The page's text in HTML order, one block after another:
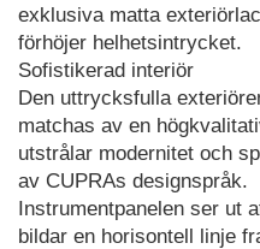
exklusiva matta
förhöjer helhetsintrycket.
Sofistikerad interiör
Den uttrycksfulla
matchas av en
utstrålar modernitet och
av CUPRAs designspråk.
Instrumentpanelen ser ut
bildar en horisontell linje